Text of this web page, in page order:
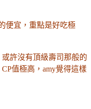
便宜，重點是好吃極
許沒有頂級壽司那般的
CP值極高， amy覺得這樣